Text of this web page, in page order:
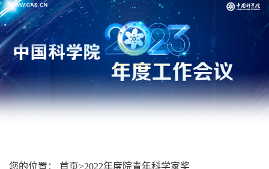
您的位置： 首页>2022年度院青年科学家奖